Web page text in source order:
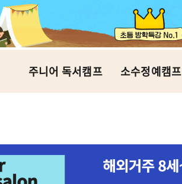
주니어 독서캠프 소수정예캠프